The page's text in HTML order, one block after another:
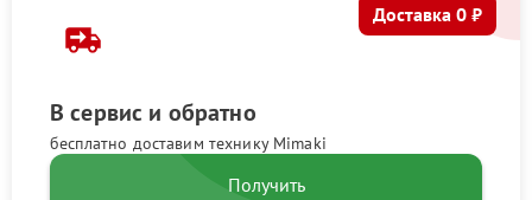
В сервис и обратно
бесплатно доставим технику Mimaki
Доставка 0 ₽
Получить